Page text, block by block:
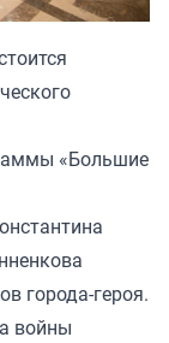
«Большие
города-героя.
войны